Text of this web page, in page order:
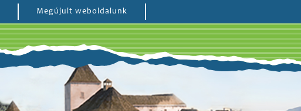
Megújult weboldalunk